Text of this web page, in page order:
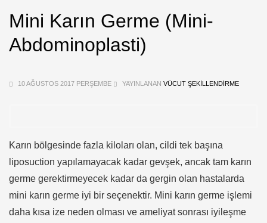
Mini Karın Germe (Mini-
Abdominoplasti)
10 AĞUSTOS 2017 PERŞEMBE YAYINLANAN VÜCUT ŞEKILLENDIRME
Karın bölgesinde fazla kiloları olan, cildi tek başına
liposuction yapılamayacak kadar gevşek, ancak tam karın
germe gerektirmeyecek kadar da gergin olan hastalarda
mini karın germe iyi bir seçenektir. Mini karın germe işlemi
daha kısa ize neden olması ve ameliyat sonrası iyileşme